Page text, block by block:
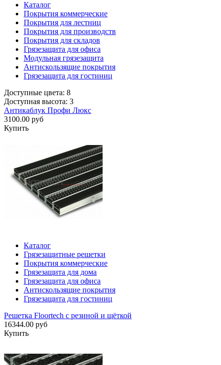
Каталог
Покрытия коммерческие
Покрытия для лестниц
Покрытия для производств
Покрытия для складов
Грязезащита для офиса
Модульная грязезащита
Антискользящие покрытия
Грязезащита для гостиниц
Доступные цвета: 8
Доступная высота: 3
Антикаблук Профи Люкс
3100.00 руб
Купить
Каталог
Грязезащитные решетки
Покрытия коммерческие
Грязезащита для дома
Грязезащита для офиса
Антискользящие покрытия
Грязезащита для гостиниц
Решетка Floortech с резиной и щёткой
16344.00 руб
Купить